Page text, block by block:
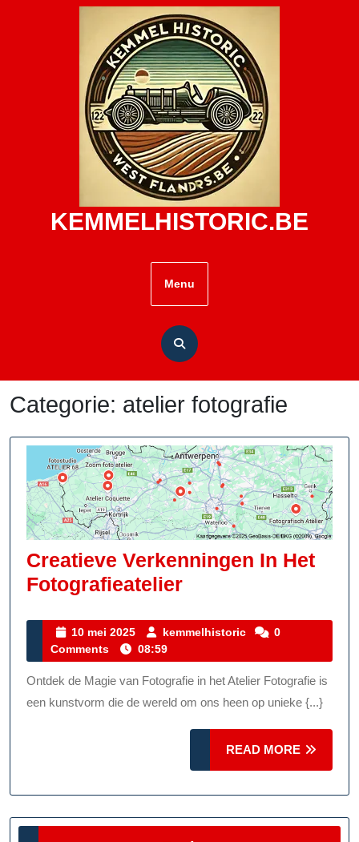
KEMMELHISTORIC.BE
Menu
Categorie: atelier fotografie
Creatieve Verkenningen In Het
FotografieatelierCreatieve
In
Fotografieatelier
10 mei 2025
10
mei
2025
kemmelhistoric kemmelhistoric
0
Comments
08:59
Ontdek de Magie van Fotografie in het Atelier Fotografie is
een kunstvorm die de wereld om ons heen op unieke {...}
READ MORE
MORE